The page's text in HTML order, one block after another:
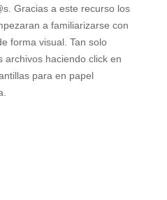
Gracias a este recurso los
a familiarizarse con
forma visual. Tan solo
archivos haciendo click en
para en papel